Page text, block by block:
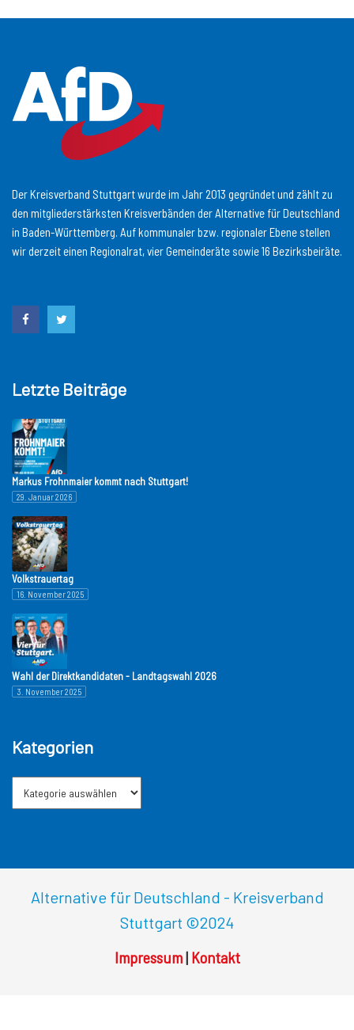
Der Kreisverband Stuttgart wurde im Jahr 2013 gegründet und zählt zu
den mitgliederstärksten Kreisverbänden der Alternative für Deutschland
in Baden-Württemberg. Auf kommunaler bzw. regionaler Ebene stellen
wir derzeit einen Regionalrat, vier Gemeinderäte sowie 16 Bezirksbeiräte.
Letzte Beiträge
Markus Frohnmaier kommt nach Stuttgart!
29. Januar 2026
Volkstrauertag
16. November 2025
Wahl der Direktkandidaten - Landtagswahl 2026
3. November 2025
Kategorien
Alternative für Deutschland - Kreisverband
Stuttgart ©2024
Impressum| Kontakt